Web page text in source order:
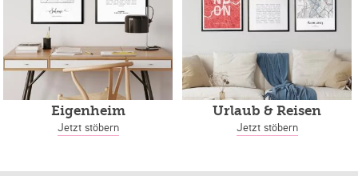
Eigenheim
Jetzt stöbern
Urlaub & Reisen
Jetzt stöbern